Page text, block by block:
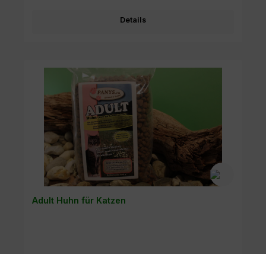
Details
Adult Huhn für Katzen